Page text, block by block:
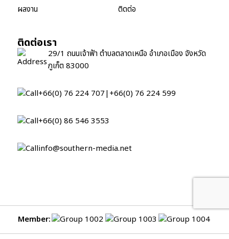
ผลงาน ติดต่อ
ติดต่อเรา
29/1 ถนนเจ้าฟ้า ตำบลตลาดเหนือ อำเภอเมือง จังหวัด
ภูเก็ต 83000
+66(0) 76 224 707|+66(0) 76 224 599
+66(0) 86 546 3553
info@southern-media.net
Member: